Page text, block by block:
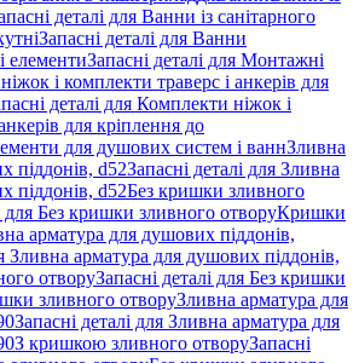
деталі для Ванни із санітарного
Запасні деталі для Ванни
елементиЗапасні деталі для Монтажні
і комплекти траверс і анкерів для
деталі для Комплекти ніжок і
для кріплення до
для душових систем і ваннЗливна
піддонів, d52Запасні деталі для Зливна
піддонів, d52Без кришки зливного
для Без кришки зливного отворуКришки
арматура для душових піддонів,
Зливна арматура для душових піддонів,
отворуЗапасні деталі для Без кришки
зливного отворуЗливна арматура для
Запасні деталі для Зливна арматура для
З кришкою зливного отворуЗапасні